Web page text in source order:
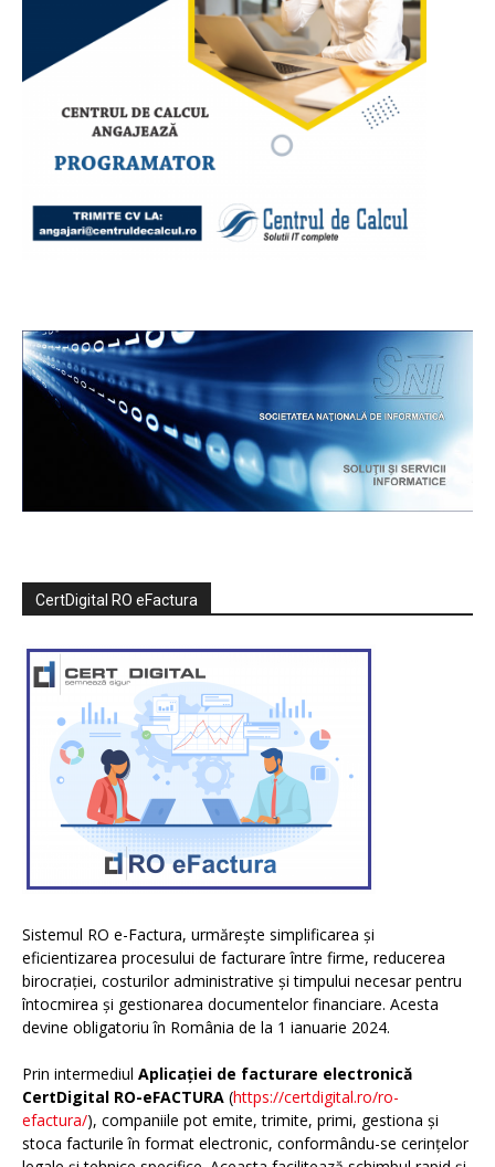
CertDigital RO eFactura
Sistemul RO e-Factura, urmărește simplificarea și
eficientizarea procesului de facturare între firme, reducerea
birocrației, costurilor administrative și timpului necesar pentru
întocmirea și gestionarea documentelor financiare. Acesta
devine obligatoriu în România de la 1 ianuarie 2024.
Prin intermediul Aplicației de facturare electronică
CertDigital RO-eFACTURA (https://certdigital.ro/ro-
efactura/), companiile pot emite, trimite, primi, gestiona și
stoca facturile în format electronic, conformându-se cerințelor